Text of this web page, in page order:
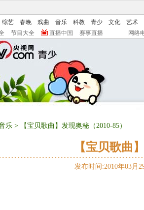
综艺 春晚 戏曲 音乐 科教 青少 文化
艺术
节目大全 直播中国 赛事直播 网络
乐 > 【宝贝歌曲】发现奥秘（2010-85）
【宝贝歌曲
发布时间:2010年03月